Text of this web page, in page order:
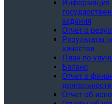
Информация
задания
Отчёт о
Результаты
качества
План по
Баланс
Отчет о
деятельности
Отчет об